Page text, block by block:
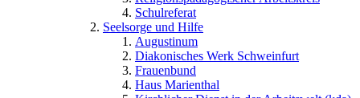
Schulreferat
Seelsorge und Hilfe
Augustinum
Diakonisches Werk Schweinfurt
Frauenbund
Haus Marienthal